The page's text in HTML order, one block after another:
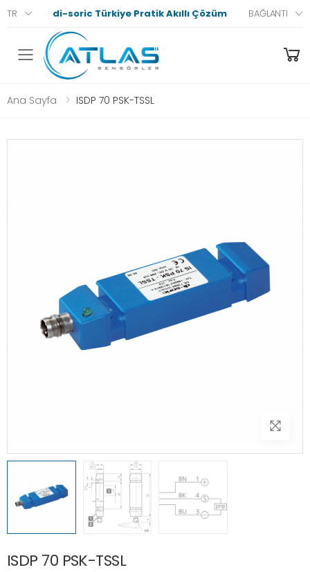
TR di-soric Türkiye Pratik Akıllı Çözümler BAĞLANTI
Menü
Ana Sayfa ISDP 70 PSK-TSSL
ISDP 70 PSK-TSSL